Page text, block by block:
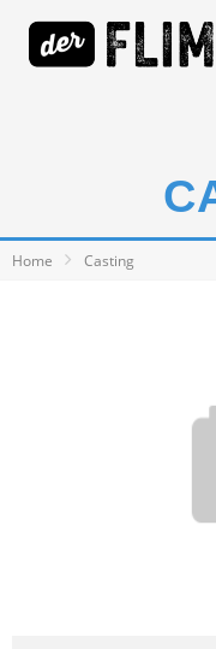
Home Casting